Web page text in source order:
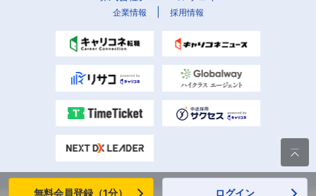
企業情報 採用情報

無料会員登録（1分） ログイン